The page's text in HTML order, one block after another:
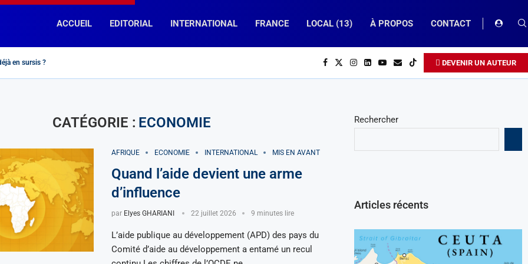
ACCUEIL EDITORIAL INTERNATIONAL FRANCE LOCAL (13) À PROPOS CONTACT
en sursis ?
Rassemblement National » et « La France Insoumise », des chemins...
Kamil Mohamed, Premier ministre de Djibouti
: « fin de la divine idylle »...
: encore un effort !
la diplomatie macronienne telle un mouton de...
peur » dit-elle…
pour Napoléon
en Afrique Subsaharienne?
prospère-t-elle en France (et ailleurs…) ?
DEVENIR UN AUTEUR
CATÉGORIE : ECONOMIE
AFRIQUE ECONOMIE INTERNATIONAL MIS EN AVANT
Quand l’aide devient une arme
d’influence
par Elyes GHARIANI 22 juillet 2026 9 minutes lire
L’aide publique au développement (APD) des pays du
Comité d’aide au développement a entamé un recul
Rechercher
Articles récents